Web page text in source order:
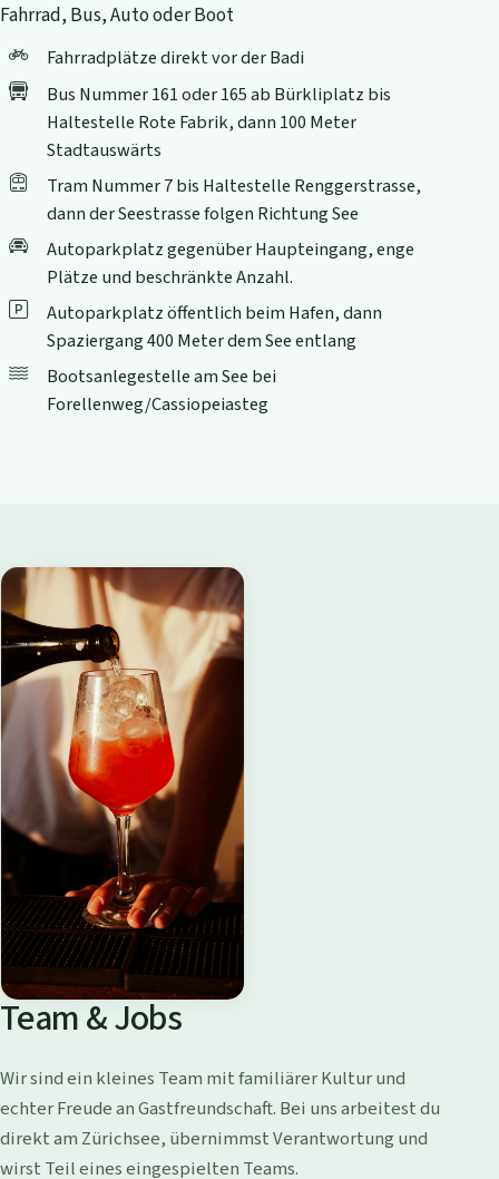
Fahrrad, Bus, Auto oder Boot
Fahrradplätze direkt vor der Badi
Bus Nummer 161 oder 165 ab Bürkliplatz bis
Haltestelle Rote Fabrik, dann 100 Meter
Stadtauswärts
Tram Nummer 7 bis Haltestelle Renggerstrasse,
dann der Seestrasse folgen Richtung See
Autoparkplatz gegenüber Haupteingang, enge
Plätze und beschränkte Anzahl.
Autoparkplatz öffentlich beim Hafen, dann
Spaziergang 400 Meter dem See entlang
Bootsanlegestelle am See bei
Forellenweg/Cassiopeiasteg
Team & Jobs
Wir sind ein kleines Team mit familiärer Kultur und
echter Freude an Gastfreundschaft. Bei uns arbeitest du
direkt am Zürichsee, übernimmst Verantwortung und
wirst Teil eines eingespielten Teams.